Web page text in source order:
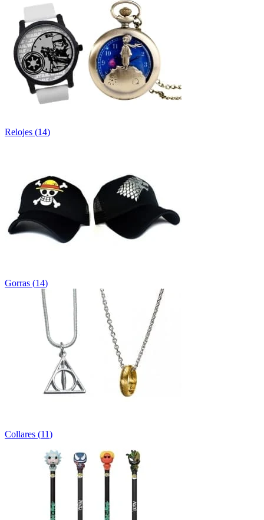
Relojes (14)
Gorras (14)
Collares (11)